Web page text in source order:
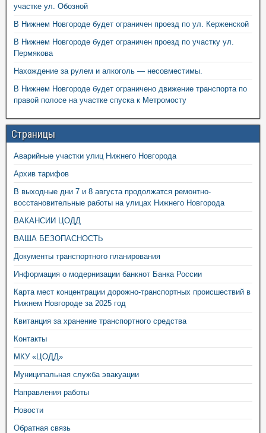
участке ул. Обозной
В Нижнем Новгороде будет ограничен проезд по ул. Керженской
В Нижнем Новгороде будет ограничен проезд по участку ул.
Пермякова
Нахождение за рулем и алкоголь — несовместимы.
В Нижнем Новгороде будет ограничено движение транспорта по
правой полосе на участке спуска к Метромосту
Страницы
Аварийные участки улиц Нижнего Новгорода
Архив тарифов
В выходные дни 7 и 8 августа продолжатся ремонтно-
восстановительные работы на улицах Нижнего Новгорода
ВАКАНСИИ ЦОДД
ВАША БЕЗОПАСНОСТЬ
Документы транспортного планирования
Информация о модернизации банкнот Банка России
Карта мест концентрации дорожно-транспортных происшествий в
Нижнем Новгороде за 2025 год
Квитанция за хранение транспортного средства
Контакты
МКУ «ЦОДД»
Муниципальная служба эвакуации
Направления работы
Новости
Обратная связь